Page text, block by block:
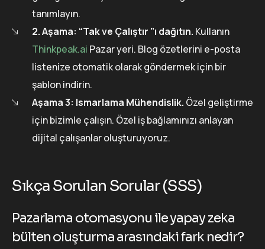
tanımlayın.
2. Aşama: “Tak ve Çalıştır ”ı dağıtın. Kullanın
Thinkpeak.ai Pazar yeri. Blog özetlerini e-posta
listenize otomatik olarak göndermek için bir
şablon indirin.
Aşama 3: Ismarlama Mühendislik. Özel geliştirme
için bizimle çalışın. Özel iş bağlamınızı anlayan
dijital çalışanlar oluşturuyoruz.
Sıkça Sorulan Sorular (SSS)
Pazarlama otomasyonu ile yapay zeka
bülten oluşturma arasındaki fark nedir?